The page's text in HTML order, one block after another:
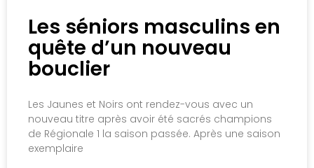
Les séniors masculins en
quête d’un nouveau
bouclier
Les Jaunes et Noirs ont rendez-vous avec un
nouveau titre après avoir été sacrés champions
de Régionale 1 la saison passée. Après une saison
exemplaire